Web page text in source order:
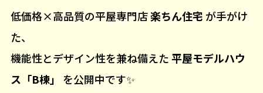
低価格×高品質の平屋専門店楽ちん住宅 が手がけ
た、
機能性とデザイン性を兼ね備えた平屋モデルハウ
ス「B棟」
を公開中です✨